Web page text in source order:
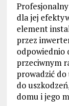
dla jej
element
przez
odpowiednio
przeciwnym
prowadzić
do
domu i jego